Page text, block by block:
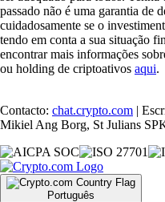
passado não é uma garantia de
cuidadosamente se o
tendo em conta a sua situação
encontrar mais informações
ou holding de criptoativos aqui.
Contacto: chat.crypto.com |
Mikiel Ang Borg, St Julians
Português